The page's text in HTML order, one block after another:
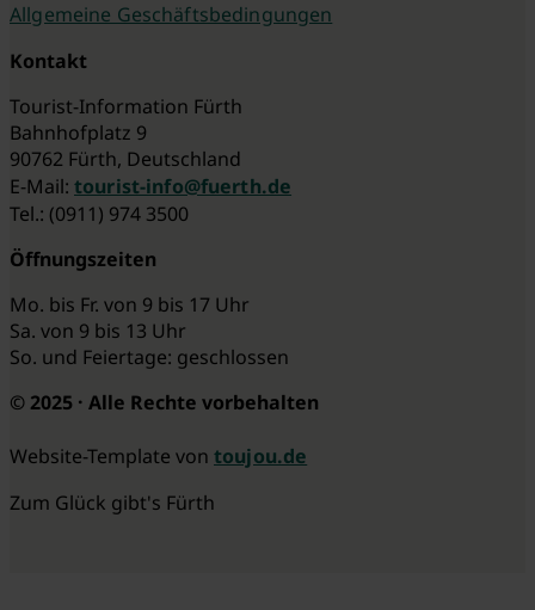
Allgemeine Geschäftsbedingungen
Kontakt
Tourist-Information Fürth
Bahnhofplatz 9
90762 Fürth, Deutschland
E-Mail: tourist-info@fuerth.de
Tel.: (0911) 974 3500
Öffnungszeiten
Mo. bis Fr. von 9 bis 17 Uhr
Sa. von 9 bis 13 Uhr
So. und Feiertage: geschlossen
© 2025 · Alle Rechte vorbehalten
Website-Template von toujou.de
Zum Glück gibt's Fürth